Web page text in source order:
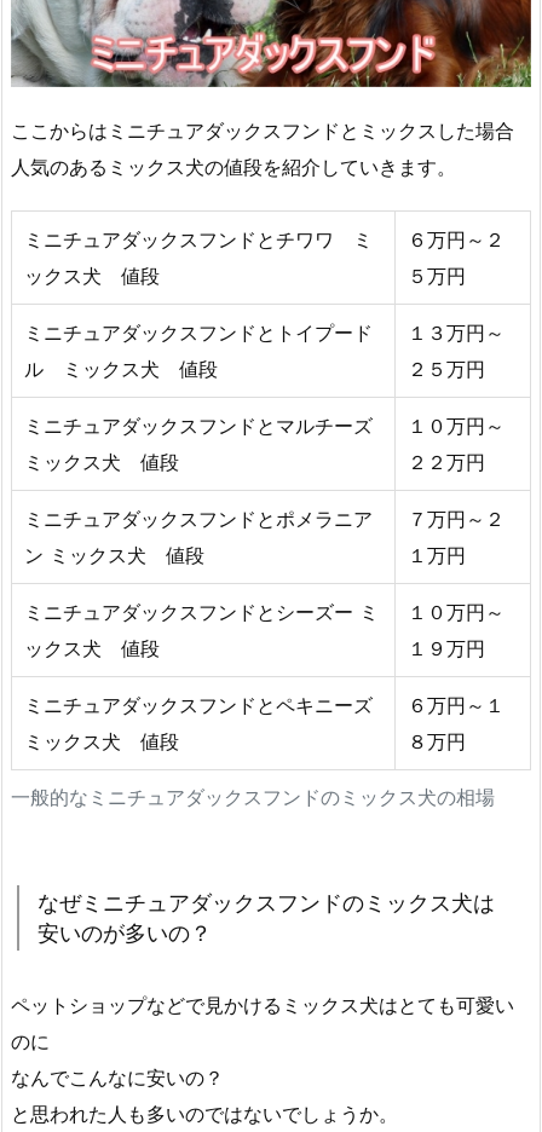
ここからはミニチュアダックスフンドとミックスした場合
人気のあるミックス犬の値段を紹介していきます。
一般的なミニチュアダックスフンドのミックス犬の相場
ミニチュアダックスフンドとチワワ ミ
ックス犬 値段
６万円～２
５万円
ミニチュアダックスフンドとトイプード
ル ミックス犬 値段
１３万円～
２５万円
ミニチュアダックスフンドとマルチーズ
ミックス犬 値段
１０万円～
２２万円
ミニチュアダックスフンドとポメラニア
ン ミックス犬 値段
７万円～２
１万円
ミニチュアダックスフンドとシーズー ミ
ックス犬 値段
１０万円～
１９万円
ミニチュアダックスフンドとペキニーズ
ミックス犬 値段
６万円～１
８万円
なぜミニチュアダックスフンドのミックス犬は
安いのが多いの？
ペットショップなどで見かけるミックス犬はとても可愛い
のに
なんでこんなに安いの？
と思われた人も多いのではないでしょうか。